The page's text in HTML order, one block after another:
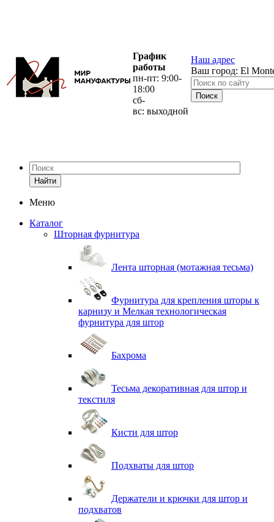
График
работы
пн-пт: 9:00-
18:00
сб-
вс: выходной
Наш адрес
Ваш город: El
Найти
Меню
Каталог
Шторная фурнитура
Лента шторная (мотажная тесьма)
Фурнитура для крепления шторы к
карнизу и Мелкая технологическая
фурнитура для штор
Бахрома
Тесьма декоративная для штор и
текстиля
Кисти для штор
Подхваты для штор
Держатели и крючки для штор и
подхватов